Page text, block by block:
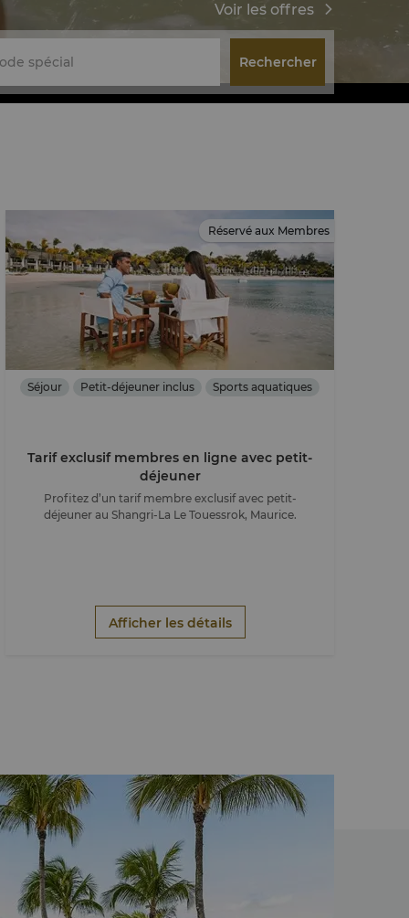
Voir les offres
Rechercher
Réservé aux Membres
Séjour Petit-déjeuner inclus Sports aquatiques
Tarif exclusif membres en ligne avec petit-
déjeuner
Profitez d’un tarif membre exclusif avec petit-
déjeuner au Shangri-La Le Touessrok, Maurice.
Afficher les détails